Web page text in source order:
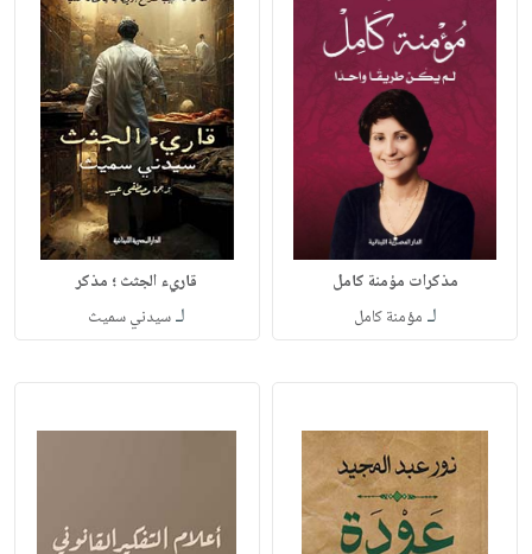
مذكرات مؤمنة كامل
لـ مؤمنة كامل
قاريء الجثث ؛ مذكر
لـسيدني سميث